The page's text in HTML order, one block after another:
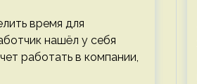
время для
нашёл у себя
работать в компании,